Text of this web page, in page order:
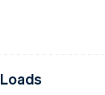
营收
企业阶段
档
学习